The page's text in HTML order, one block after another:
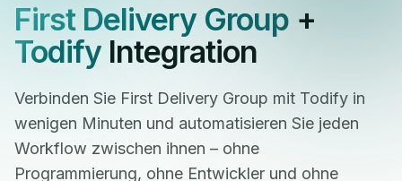
First Delivery Group+
TodifyIntegration
Verbinden Sie First Delivery Group mit Todify in
wenigen Minuten und automatisieren Sie jeden
Workflow zwischen ihnen – ohne
Programmierung, ohne Entwickler und ohne